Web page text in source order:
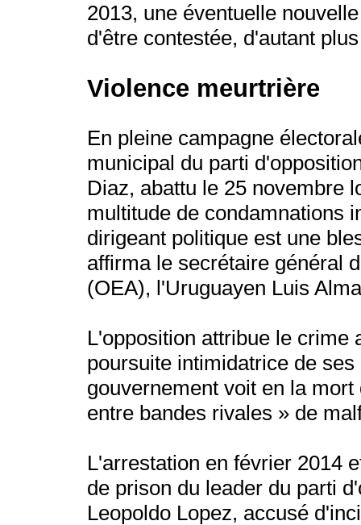
2013, une éventuelle
d'être contestée, d'autant
Violence meurtrière
En pleine campagne
municipal du parti
Diaz, abattu le 25 novembre
multitude de condamnations
dirigeant politique est une
affirma le secrétaire général
(OEA), l'Uruguayen Luis
L'opposition attribue le crime
poursuite intimidatrice de
gouvernement voit en la
entre bandes rivales » de
L'arrestation en février 2014
de prison du leader du parti
Leopoldo Lopez, accusé